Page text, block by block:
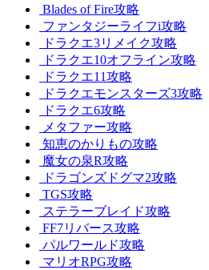
Blades of Fire攻略
ファンタジーライフi攻略
ドラクエ3リメイク攻略
ドラクエ10オフライン攻略
ドラクエ11攻略
ドラクエモンスターズ3攻略
ドラクエ6攻略
メタファー攻略
知恵のかりもの攻略
魔女の泉R攻略
ドラゴンズドグマ2攻略
TGS攻略
ステラーブレイド攻略
FF7リバース攻略
パルワールド攻略
マリオRPG攻略